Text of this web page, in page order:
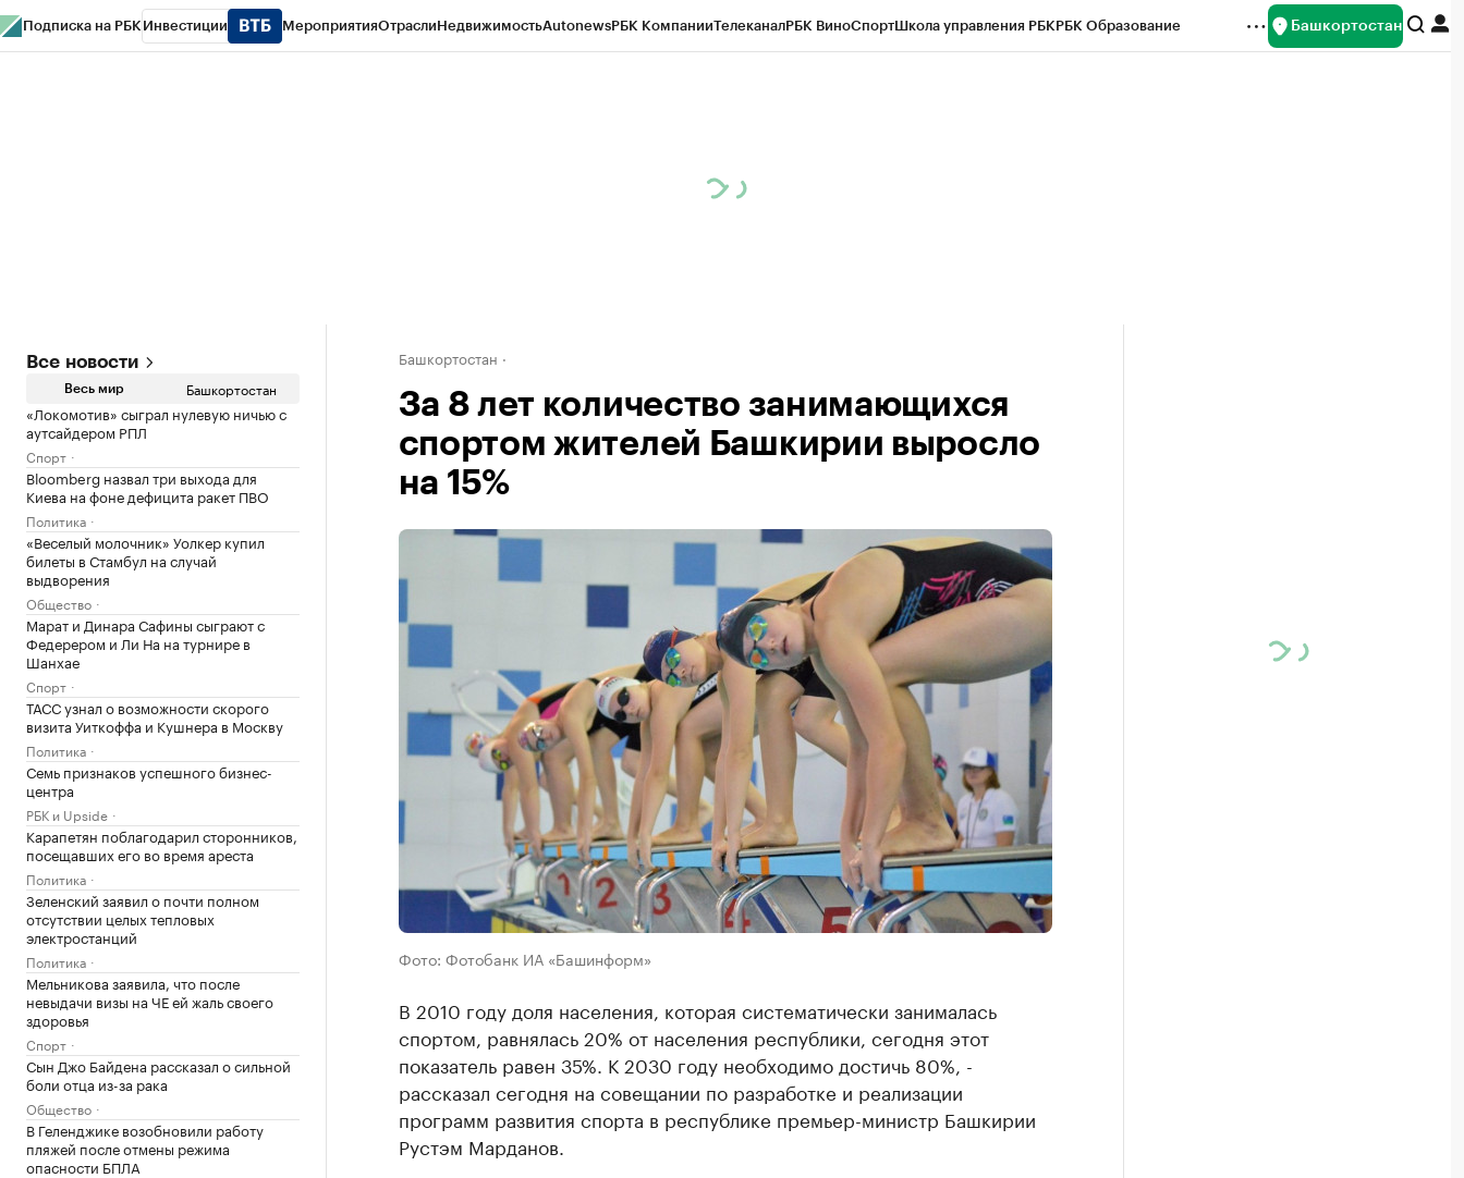
Подписка на РБК Инвестиции МероприятияОтраслиНедвижимостьAutonewsРБК КомпанииТелеканалРБК ВиноСпортШкола управления РБКРБК Образование Башкортостан
Все новости
Весь мир Башкортостан
«Локомотив» сыграл нулевую ничью с
аутсайдером РПЛ
Спорт
Bloomberg назвал три выхода для
Киева на фоне дефицита ракет ПВО
Политика
«Веселый молочник» Уолкер купил
билеты в Стамбул на случай
выдворения
Общество
Марат и Динара Сафины сыграют с
Федерером и Ли На на турнире в
Шанхае
Спорт
ТАСС узнал о возможности скорого
визита Уиткоффа и Кушнера в Москву
Политика
Семь признаков успешного бизнес-
центра
РБК и Upside
Карапетян поблагодарил сторонников,
посещавших его во время ареста
Политика
Зеленский заявил о почти полном
отсутствии целых тепловых
электростанций
Политика
Мельникова заявила, что после
невыдачи визы на ЧЕ ей жаль своего
здоровья
Спорт
Сын Джо Байдена рассказал о сильной
боли отца из-за рака
Общество
В Геленджике возобновили работу
пляжей после отмены режима
опасности БПЛА
Башкортостан
За 8 лет количество занимающихся
спортом жителей Башкирии выросло
на 15%
Фото: Фотобанк ИА «Башинформ»
В 2010 году доля населения, которая систематически занималась
спортом, равнялась 20% от населения республики, сегодня этот
показатель равен 35%. К 2030 году необходимо достичь 80%, -
рассказал сегодня на совещании по разработке и реализации
программ развития спорта в республике премьер-министр Башкирии
Рустэм Марданов.